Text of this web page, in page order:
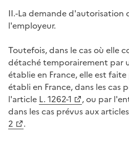
II.-La demande d'autorisation
l'employeur.
Toutefois, dans le cas où elle
détaché temporairement par
établie en France, elle est
établi en France, dans les cas
l'article L. 1262-1
, ou par
dans les cas prévus aux articles
2
.